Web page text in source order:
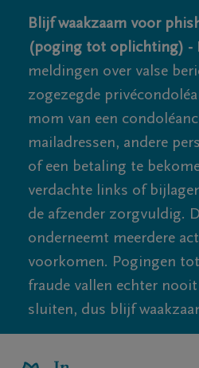
Blijf waakzaam voor
(poging tot oplichting) -
meldingen over valse
zogezegde
mom van een
mailadressen, andere
of een betaling te
verdachte links of
de afzender zorgvuldig.
onderneemt meerdere
voorkomen. Pogingen
fraude vallen echter
sluiten, dus blijf